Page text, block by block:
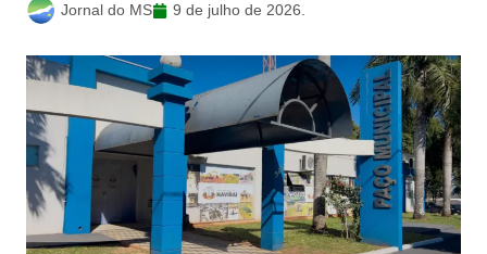
Jornal do MS 9 de julho de 2026.